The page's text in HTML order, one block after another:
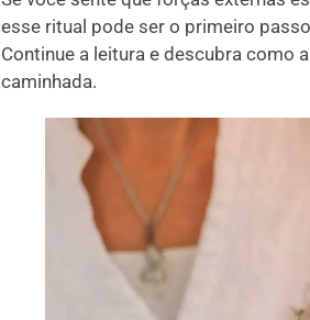
esse ritual pode ser o primeiro
Continue a leitura e descubra como
caminhada.